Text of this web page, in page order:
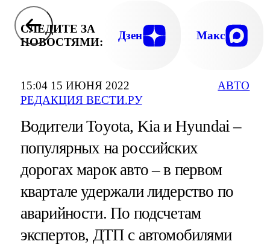
15:04 15 ИЮНЯ 2022
РЕДАКЦИЯ ВЕСТИ.РУ
АВТО
СЛЕДИТЕ ЗА
НОВОСТЯМИ:
Дзен Макс
Водители Toyota, Kia и Hyundai –
популярных на российских
дорогах марок авто – в первом
квартале удержали лидерство по
аварийности. По подсчетам
экспертов, ДТП с автомобилями